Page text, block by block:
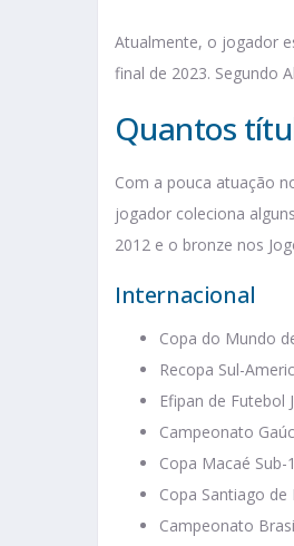
Atualmente, o jogador
final de 2023. Segundo
Quantos
Com a pouca atuação
jogador coleciona
2012 e o bronze nos
Internacional
Copa do Mundo
Recopa Sul-
Efipan de Futebol
Campeonato
Copa Macaé Sub-
Copa Santiago de
Campeonato